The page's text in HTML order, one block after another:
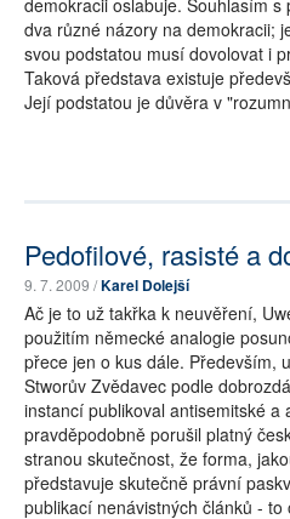
demokracii oslabuje. Souhlasím
dva různé názory na demokracii;
svou podstatou musí dovolovat i
Taková představa existuje
Její podstatou je důvěra v
Pedofilové, rasisté a
9. 7. 2009 /Karel Dolejší
Ač je to už takřka k neuvěření,
použitím německé analogie
přece jen o kus dále. Především,
Stworův Zvědavec podle
instancí publikoval antisemitské a
pravděpodobně porušil platný
stranou skutečnost, že forma,
představuje skutečně právní
publikací nenávistných článků -